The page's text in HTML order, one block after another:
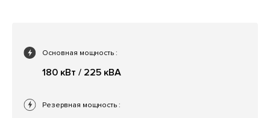
Основная мощность :
180 кВт / 225 кВА
Резервная мощность :